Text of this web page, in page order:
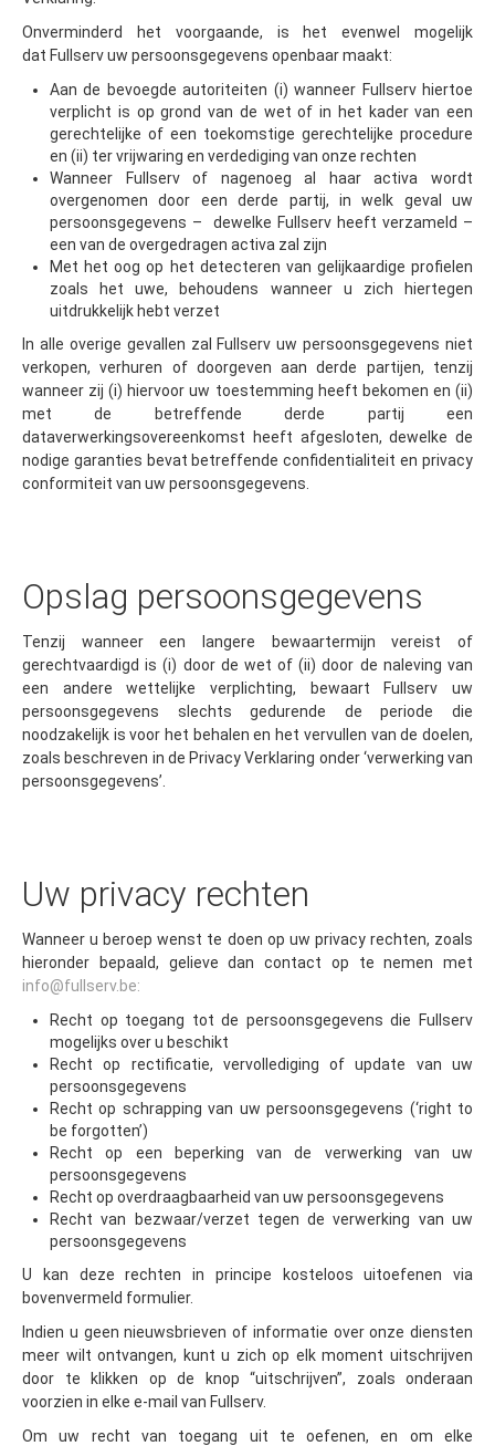
Onverminderd het voorgaande, is het evenwel mogelijk
dat Fullserv uw persoonsgegevens openbaar maakt:
Aan de bevoegde autoriteiten (i) wanneer Fullserv hiertoe
verplicht is op grond van de wet of in het kader van een
gerechtelijke of een toekomstige gerechtelijke procedure
en (ii) ter vrijwaring en verdediging van onze rechten
Wanneer Fullserv of nagenoeg al haar activa wordt
overgenomen door een derde partij, in welk geval uw
persoonsgegevens – dewelke Fullserv heeft verzameld –
een van de overgedragen activa zal zijn
Met het oog op het detecteren van gelijkaardige profielen
zoals het uwe, behoudens wanneer u zich hiertegen
uitdrukkelijk hebt verzet
In alle overige gevallen zal Fullserv uw persoonsgegevens niet
verkopen, verhuren of doorgeven aan derde partijen, tenzij
wanneer zij (i) hiervoor uw toestemming heeft bekomen en (ii)
met de betreffende derde partij een
dataverwerkingsovereenkomst heeft afgesloten, dewelke de
nodige garanties bevat betreffende confidentialiteit en privacy
conformiteit van uw persoonsgegevens.
Opslag persoonsgegevens
Tenzij wanneer een langere bewaartermijn vereist of
gerechtvaardigd is (i) door de wet of (ii) door de naleving van
een andere wettelijke verplichting, bewaart Fullserv uw
persoonsgegevens slechts gedurende de periode die
noodzakelijk is voor het behalen en het vervullen van de doelen,
zoals beschreven in de Privacy Verklaring onder ‘verwerking van
persoonsgegevens’.
Uw privacy rechten
Wanneer u beroep wenst te doen op uw privacy rechten, zoals
hieronder bepaald, gelieve dan contact op te nemen met
info@fullserv.be:
Recht op toegang tot de persoonsgegevens die Fullserv
mogelijks over u beschikt
Recht op rectificatie, vervollediging of update van uw
persoonsgegevens
Recht op schrapping van uw persoonsgegevens (‘right to
be forgotten’)
Recht op een beperking van de verwerking van uw
persoonsgegevens
Recht op overdraagbaarheid van uw persoonsgegevens
Recht van bezwaar/verzet tegen de verwerking van uw
persoonsgegevens
U kan deze rechten in principe kosteloos uitoefenen via
bovenvermeld formulier.
Indien u geen nieuwsbrieven of informatie over onze diensten
meer wilt ontvangen, kunt u zich op elk moment uitschrijven
door te klikken op de knop “uitschrijven”, zoals onderaan
voorzien in elke e-mail van Fullserv.
Om uw recht van toegang uit te oefenen, en om elke